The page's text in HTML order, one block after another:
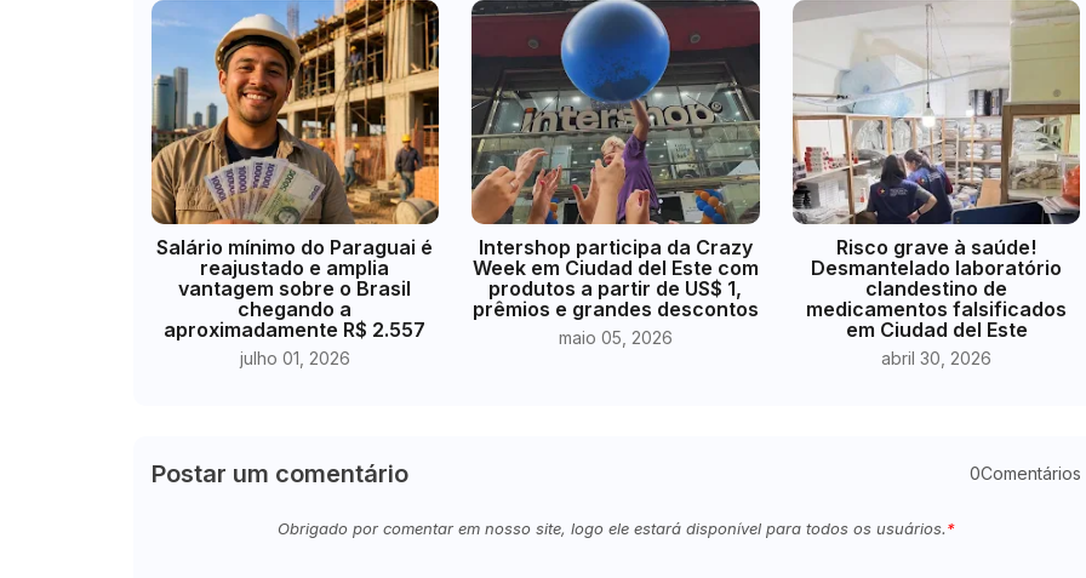
​Salário mínimo do Paraguai é
reajustado e amplia
vantagem sobre o Brasil
chegando a
aproximadamente R$ 2.557
julho 01, 2026
Intershop participa da Crazy
Week em Ciudad del Este com
produtos a partir de US$ 1,
prêmios e grandes descontos
maio 05, 2026
Risco grave à saúde!
Desmantelado laboratório
clandestino de
medicamentos falsificados
em Ciudad del Este
abril 30, 2026
Postar um comentário 0Comentários
Obrigado por comentar em nosso site, logo ele estará disponível para todos os usuários.